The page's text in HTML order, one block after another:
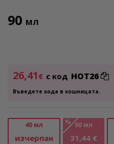
90 МЛ
26,41 € с код HOT26
Въведете кода в кошницата.
40 мл
изчерпан
% 90 мл
31,44 €